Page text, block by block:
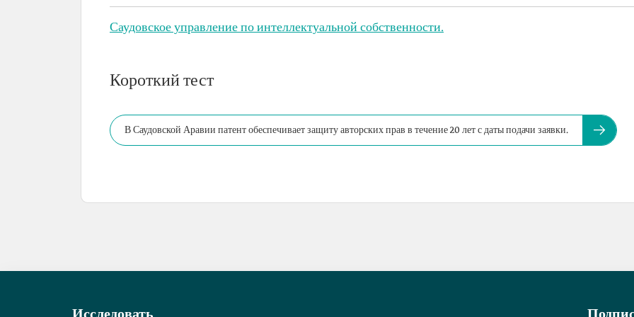
Саудовское управление по интеллектуальной собственности.
Короткий тест
В Саудовской Аравии патент обеспечивает защиту авторских прав в течение 20 лет с даты подачи заявки.